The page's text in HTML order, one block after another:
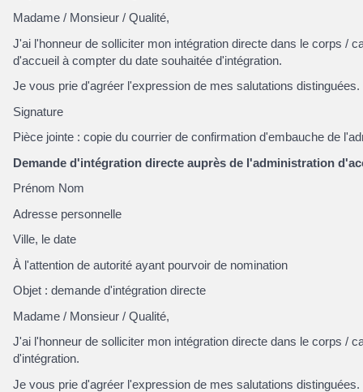
Madame / Monsieur / Qualité,
J'ai l'honneur de solliciter mon intégration directe dans le corps /
d'accueil à compter du date souhaitée d'intégration.
Je vous prie d'agréer l'expression de mes salutations distinguées.
Signature
Pièce jointe : copie du courrier de confirmation d'embauche de
Demande d'intégration directe auprès de l'administration
Prénom Nom
Adresse personnelle
Ville, le date
À l'attention de autorité ayant pourvoir de nomination
Objet : demande d'intégration directe
Madame / Monsieur / Qualité,
J'ai l'honneur de solliciter mon intégration directe dans le corps /
d'intégration.
Je vous prie d'agréer l'expression de mes salutations distinguées.